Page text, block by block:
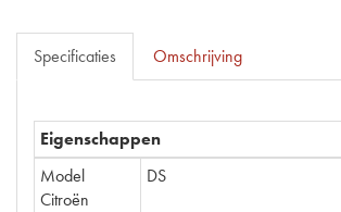
Specificaties Omschrijving
Eigenschappen
Model
Citroën
DS